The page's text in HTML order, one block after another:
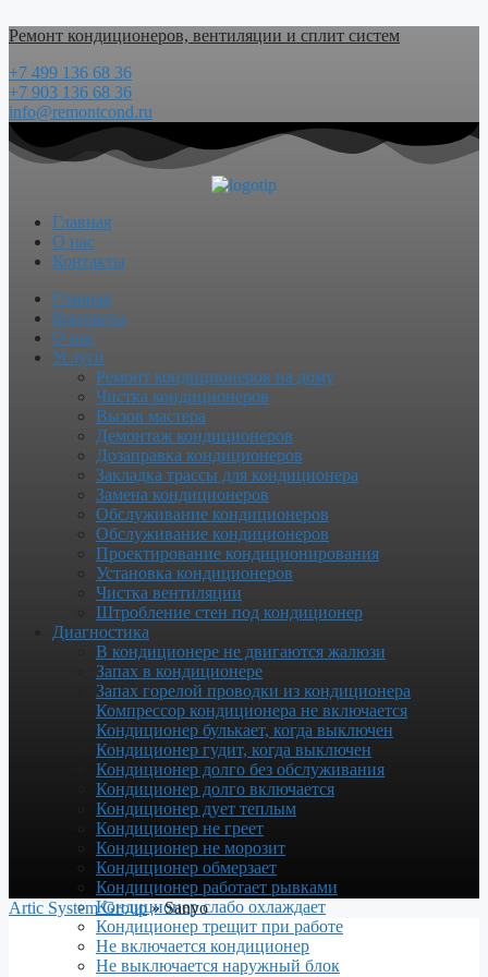
к
Ремонт кондиционеров, вентиляции и сплит систем
+7 499 136 68 36
+7 903 136 68 36
info@remontcond.ru
Главная
О нас
Контакты
Menu
Главная
Контакты
О нас
Услуги
Ремонт кондиционеров на дому
Чистка кондиционеров
Вызов мастера
Демонтаж кондиционеров
Дозаправка кондиционеров
Закладка трассы для кондиционера
Замена кондиционеров
Обслуживание кондиционеров
Обслуживание кондиционеров
Проектирование кондиционирования
Установка кондиционеров
Чистка вентиляции
Штробление стен под кондиционер
Диагностика
В кондиционере не двигаются жалюзи
Запах в кондиционере
Запах горелой проводки из кондиционера
Компрессор кондиционера не включается
Кондиционер булькает, когда выключен
Кондиционер гудит, когда выключен
Кондиционер долго без обслуживания
Кондиционер долго включается
Кондиционер дует теплым
Кондиционер не греет
Кондиционер не морозит
Кондиционер обмерзает
Кондиционер работает рывками
Кондиционер слабо охлаждает
Кондиционер трещит при работе
Не включается кондиционер
Не выключается наружный блок
Artic System Group»Sanyo